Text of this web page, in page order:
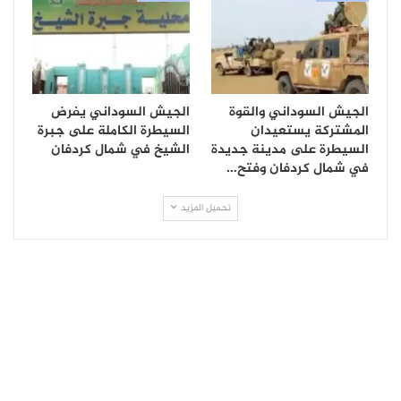
الجيش السوداني والقوة
المشتركة يستعيدان
السيطرة على مدينة جديدة
في شمال كردفان وفتح…
الجيش السوداني يفرض
السيطرة الكاملة على جبرة
الشيخ في شمال كردفان
تحميل المزيد